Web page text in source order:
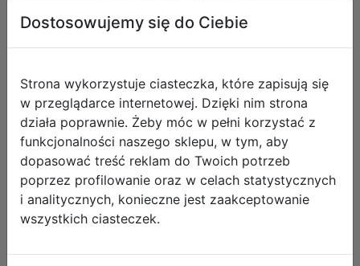
34,88 zł
DO KOSZYKA
Galeria zdjęć
Dostosowujemy się do Ciebie
Strona wykorzystuje ciasteczka, które zapisują się
w przeglądarce internetowej. Dzięki nim strona
działa poprawnie. Żeby móc w pełni korzystać z
funkcjonalności naszego sklepu, w tym, aby
dopasować treść reklam do Twoich potrzeb
poprzez profilowanie oraz w celach statystycznych
i analitycznych, konieczne jest zaakceptowanie
wszystkich ciasteczek.